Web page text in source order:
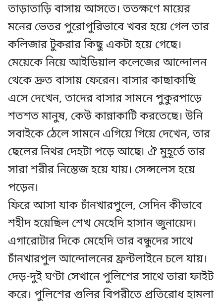
তাড়াতাড়ি বাসায় আসতে। ততক্ষণে মায়ের
মনের ভেতর পুরোপুরিভাবে খবর হয়ে গেল তার
কলিজার টুকরার কিছু একটা হয়ে গেছে।
মেয়েকে নিয়ে আইডিয়াল কলেজের আন্দোলন
থেকে দ্রুত বাসায় ফেরেন। বাসার কাছাকাছি
এসে দেখেন, তাদের বাসার সামনে পুকুরপাড়ে
শতশত মানুষ, কেউ কান্নাকাটি করতেছে। উনি
সবাইকে ঠেলে সামনে এগিয়ে গিয়ে দেখেন, তার
ছেলের নিথর দেহটা পড়ে আছে৷ ঐ মুহূর্তে তার
সারা শরীর নিস্তেজ হয়ে যায়। সেন্সলেস হয়ে
পড়েন।
ফিরে আসা যাক চাঁনখারপুলে, সেদিন কীভাবে
শহীদ হয়েছিল শেখ মেহেদি হাসান জুনায়েদ।
এগারোটার দিকে মেহেদি তার বন্ধুদের সাথে
চাঁনখারপুল আন্দোলনের ফ্রন্টলাইনে চলে যায়।
দেড়-দুই ঘণ্টা সেখানে পুলিশের সাথে তারা ফাইট
করে। পুলিশের গুলির বিপরীতে প্রতিরোধ হামলা